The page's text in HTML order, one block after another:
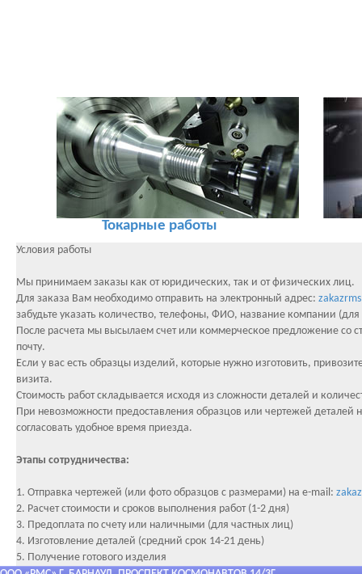
Токарные работы
Условия работы
Мы принимаем заказы как от юридических, так и от физических лиц.
Для заказа Вам необходимо отправить на электронный адрес:
забудьте указать количество, телефоны, ФИО, название компании
После расчета мы высылаем счет или коммерческое предложение со
почту.
Если у вас есть образцы изделий, которые нужно изготовить,
визита.
Стоимость работ складывается исходя из сложности деталей и
При невозможности предоставления образцов или чертежей деталей
согласовать удобное время приезда.
Этапы сотрудничества:
1. Отправка чертежей (или фото образцов с размерами) на e-mail:
2. Расчет стоимости и сроков выполнения работ (1-2 дня)
3. Предоплата по счету или наличными (для частных лиц)
4. Изготовление деталей (средний срок 14-21 день)
5. Получение готового изделия